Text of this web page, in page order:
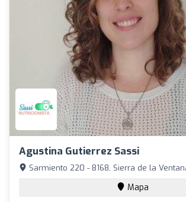
Agustina Gutierrez Sassi
Sarmiento 220 - 8168, Sierra de la
Mapa